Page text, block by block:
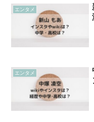
エンタメ
エンタメ